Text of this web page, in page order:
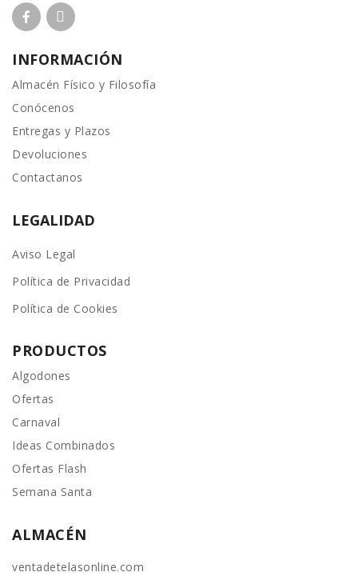
INFORMACIÓN
Almacén Físico y Filosofía
Conócenos
Entregas y Plazos
Devoluciones
Contactanos
LEGALIDAD
Aviso Legal
Política de Privacidad
Política de Cookies
PRODUCTOS
Algodones
Ofertas
Carnaval
Ideas Combinados
Ofertas Flash
Semana Santa
ALMACÉN
ventadetelasonline.com